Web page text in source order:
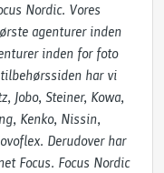
Nordic. Vores
agenturer inden
inden for foto
har vi
Jobo, Steiner, Kowa,
Kenko, Nissin,
Derudover har
Focus. Focus Nordic